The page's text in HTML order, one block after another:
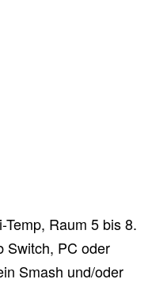
Raum 5 bis 8.
Switch, PC oder
Smash und/oder